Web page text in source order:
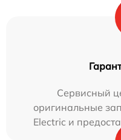
Сервисный
оригинальные
Electric и